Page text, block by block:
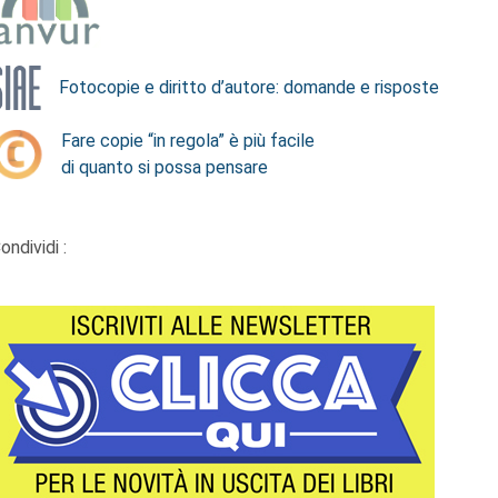
Fotocopie e diritto d’autore: domande e risposte
Fare copie “in regola” è più facile
di quanto si possa pensare
: